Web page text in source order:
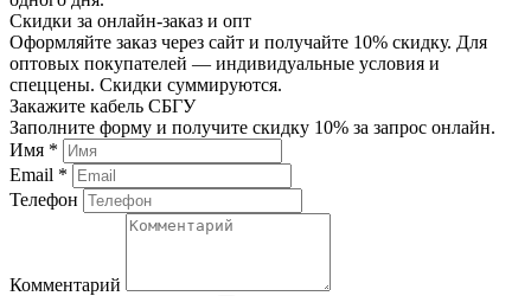
Скидки за онлайн-заказ и опт
Оформляйте заказ через сайт и получайте 10% скидку. Для
оптовых покупателей — индивидуальные условия и
спеццены. Скидки суммируются.
Закажите кабель СБГУ
Заполните форму и получите скидку 10% за запрос онлайн.
Имя *
Email *
Телефон
Комментарий